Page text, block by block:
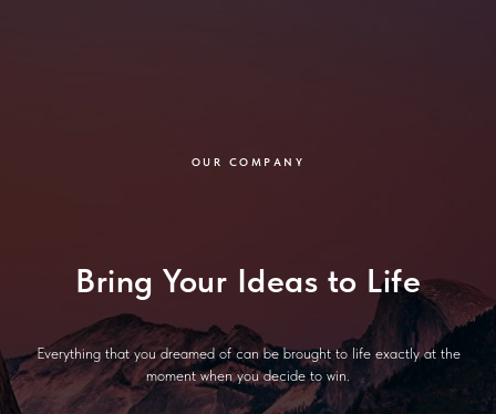
OUR COMPANY
Bring Your Ideas to Life
Everything that you dreamed of can be brought to life exactly at the
moment when you decide to win.